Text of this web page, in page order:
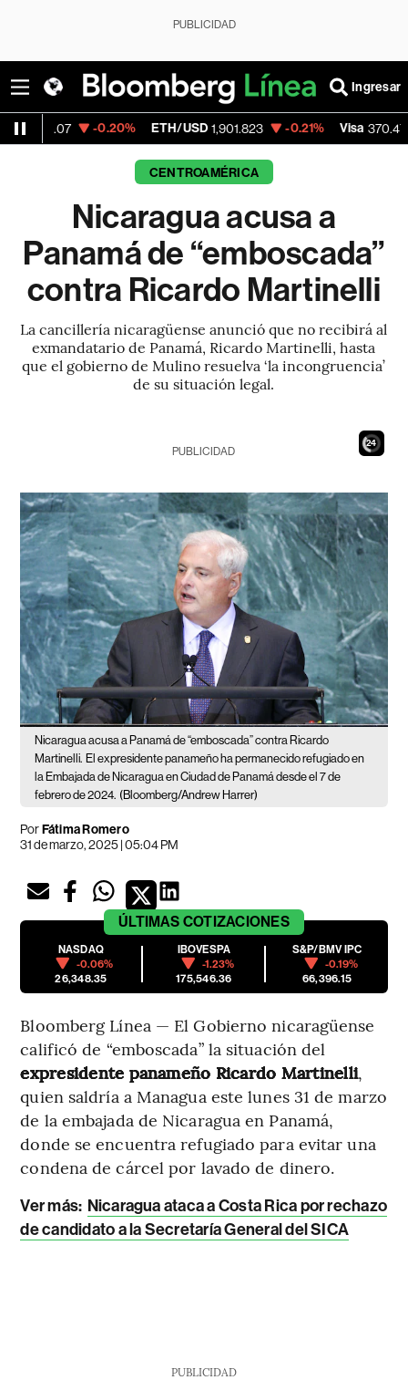
PUBLICIDAD
Ingresar
-0.20% ETH/USD 1,901.823 -0.21% Visa 370.47 +0.52%
CENTROAMÉRICA
Nicaragua acusa a
Panamá de “emboscada”
contra Ricardo Martinelli
La cancillería nicaragüense anunció que no recibirá al
exmandatario de Panamá, Ricardo Martinelli, hasta
que el gobierno de Mulino resuelva ‘la incongruencia’
de su situación legal.
22
PUBLICIDAD
Nicaragua acusa a Panamá de “emboscada” contra Ricardo
Martinelli. El expresidente panameño ha permanecido refugiado en
la Embajada de Nicaragua en Ciudad de Panamá desde el 7 de
febrero de 2024. (Bloomberg/Andrew Harrer)
PorFátima Romero
31 de marzo, 2025 | 05:04 PM
ÚLTIMAS COTIZACIONES
NASDAQ
-0.06%
26,348.35
IBOVESPA
-1.23%
175,546.36
S&P/BMV IPC
-0.19%
66,396.15
Bloomberg Línea — El Gobierno nicaragüense
calificó de “emboscada” la situación del
expresidente panameño Ricardo Martinelli,
quien saldría a Managua este lunes 31 de marzo
de la embajada de Nicaragua en Panamá,
donde se encuentra refugiado para evitar una
condena de cárcel por lavado de dinero.
Ver más: Nicaragua ataca a Costa Rica por rechazo
de candidato a la Secretaría General del SICA
PUBLICIDAD